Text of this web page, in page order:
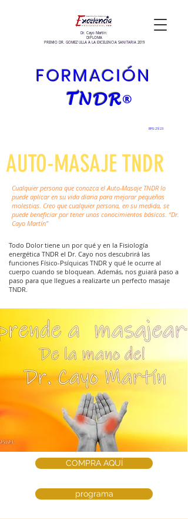
Dr. Cayo Martín:
DIPLOMA
PREMIO DR. GOMEZ ULLA A LA EXCELENCIA SANITARIA 2019
RPS: 25 /23
FORMACIÓN
TNDR®
AUTO-MASAJE TNDR
Cualquier persona que conozca el Auto-Masaje TNDR lo
puede aplicar en su vida diaria para mejorar pequeñas
molestias. Creo que cualquier persona, en su medida, se
puede beneficiar por tener unos conocimientos básicos. “Dr.
Cayo Martín”
Todo Dolor tiene un por qué y en la Fisiología
energética TNDR el Dr. Cayo nos descubrirá las
funciones Físico-Psíquicas TNDR y qué le ocurre al
cuerpo cuando se bloquean. Además, nos guiará paso a
paso para que llegues a realizarte un perfecto masaje
TNDR.
COMPRA AQUÍ
programa